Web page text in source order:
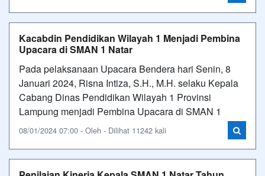
Kacabdin Pendidikan Wilayah 1 Menjadi Pembina
Upacara di SMAN 1 Natar
Pada pelaksanaan Upacara Bendera hari Senin, 8
Januari 2024, Risna Intiza, S.H., M.H. selaku Kepala
Cabang Dinas Pendidikan Wilayah 1 Provinsi
Lampung menjadi Pembina Upacara di SMAN 1
08/01/2024 07:00 - Oleh - Dilihat 11242 kali